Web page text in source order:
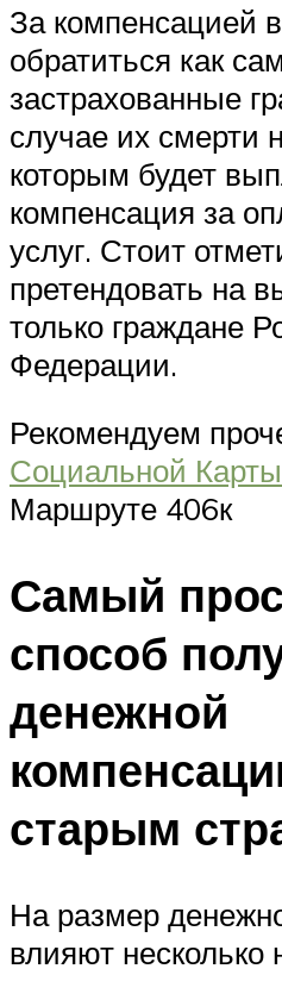
За компенсацией
обратиться как
застрахованные
случае их смерти
которым будет
компенсация за
услуг. Стоит
претендовать на
только граждане
Федерации.
Рекомендуем
Социальной
Маршруте 406к
Самый
способ
денежной
старым
На размер
влияют несколько